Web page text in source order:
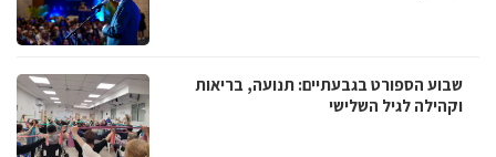
שבוע הספורט בגבעתיים: תנועה, בריאות
וקהילה לגיל השלישי